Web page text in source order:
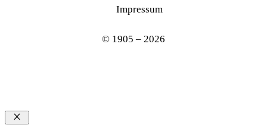
Impressum
© 1905 – 2026